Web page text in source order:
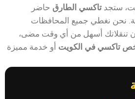
ستجد تاكسي الطارق حاضر
نحن نغطي جميع المحافظات
تنقلاتك أسهل من أي وقت مضى،
تاكسي في الكويت أو خدمة مميزة